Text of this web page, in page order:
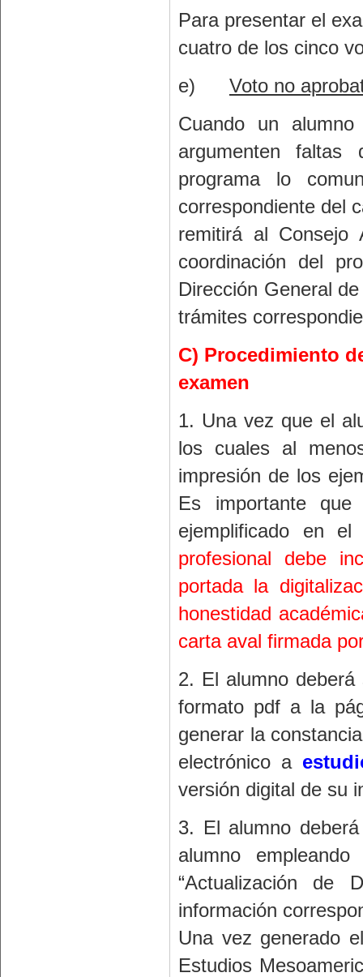
Para presentar el
cuatro de los cinco
e) Voto no
Cuando un
argumenten faltas
programa lo
correspondiente del
remitirá al Consejo
coordinación del
Dirección General
trámites
C) Procedimiento
examen
1. Una vez que el
los cuales al
impresión de los
Es importante
ejemplificado en
profesional debe
portada la
honestidad
carta aval firmada
2. El alumno
formato pdf a la
generar la
electrónico a
versión digital de su
3. El alumno
alumno
“Actualización de
información
Una vez generado
Estudios